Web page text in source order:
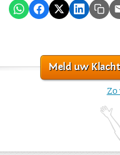
Meld uw
Zo